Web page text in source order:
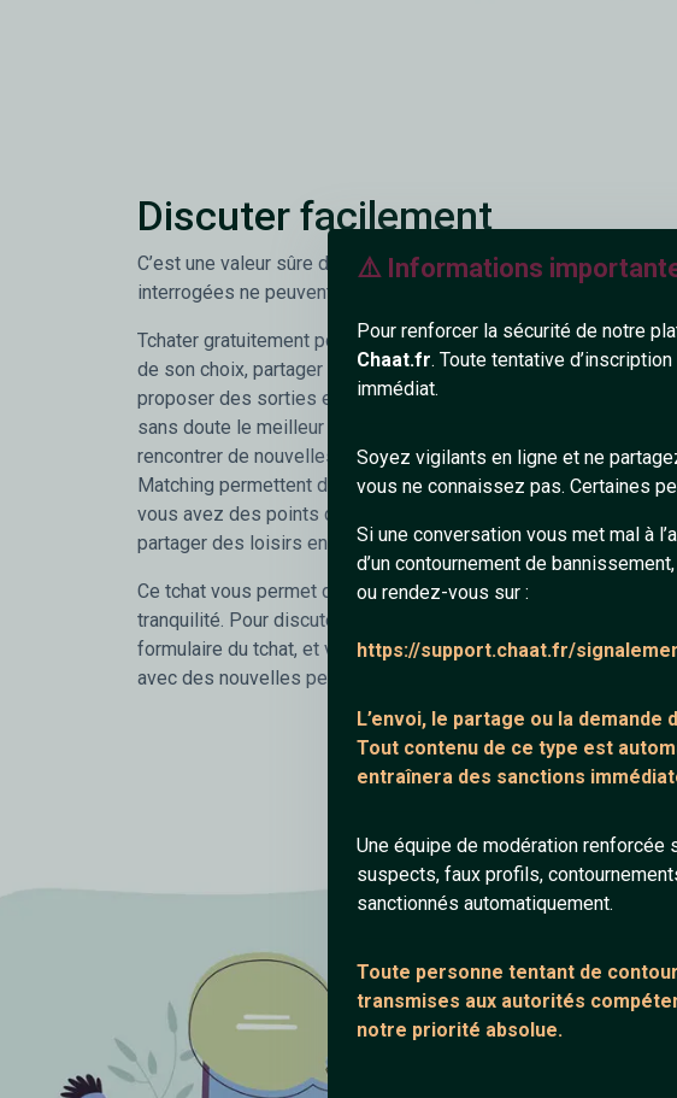
⚠️ Informations
Pour renforcer la sécurité de notre
Chaat.fr. Toute tentative
immédiat.
Soyez vigilants en ligne et ne
vous ne connaissez pas. Certaines
Si une conversation vous met mal à
d’un contournement de
ou rendez-vous sur :
https://support.chaat.fr/
L’envoi, le partage ou la demande
Tout contenu de ce type est
entraînera des sanctions
Une équipe de modération
suspects, faux profils,
sanctionnés automatiquement.
Toute personne tentant de
transmises aux autorités
notre priorité absolue.
Discuter facilement
C’est une valeur sûre dont à peu près 100% des personnes
interrogées ne peuvent se passer.
Tchater gratuitement pour faire connaissance avec les
de son choix, partager des photos, vidéos, musiques et bien sûr,
proposer des sorties et y participer... le tout, gratuitement ! C'est
sans doute le meilleur moyen d'agrandir son cercle d'amis et
rencontrer de nouvelles personnes sympathiques. Des outils de
Matching permettent de trouver facilement les personnes avec
vous avez des points communs et ainsi vous rapprocher et
partager des loisirs ensemble. De quoi faciliter les rencontres !
Ce tchat vous permet donc de papoter discrètement et en toute
tranquilité. Pour discuter c'est rapide et simple il suffit de remplir
formulaire du tchat, et viens vite nous rejoindre afin de tchatcher
avec des nouvelles personnes.